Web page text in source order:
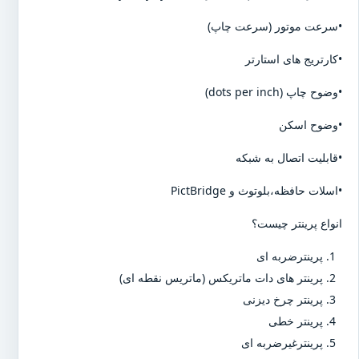
•سرعت موتور (سرعت چاپ)
•کارتریج های استارتر
•وضوح چاپ (dots per inch)
•وضوح اسکن
•قابلیت اتصال به شبکه
•اسلات حافظه،بلوتوث و PictBridge
انواع پرینتر چیست؟
پرینترضربه ای
پرینتر های دات ماتریکس (ماتریس نقطه ای)
پرینتر چرخ دیزنی
پرینتر خطی
پرینترغیرضربه ای